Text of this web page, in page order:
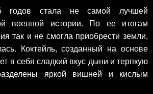
годов стала не самой лучшей
военной истории. По ее итогам
так и не смогла приобрести земли,
Коктейль, созданный на основе
в себя сладкий вкус дыни и терпкую
яркой вишней и кислым